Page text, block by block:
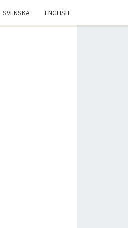
SVENSKA ENGLISH